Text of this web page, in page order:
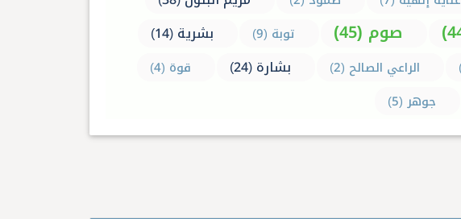
صوم (45) توبة (9) بشرية (14)
الراعي الصالح (2) بشارة (24)
قوة (4)
جوهر (5)